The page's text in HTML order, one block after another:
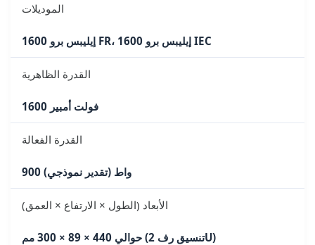
الموديلات
إيليبس برو 1600 FR، إيليبس برو 1600 IEC
القدرة الظاهرية
1600 فولت أمبير
القدرة الفعالة
900 واط (تقدير نموذجي)
الأبعاد (الطول × الارتفاع × العمق)
حوالي 440 × 89 × 300 مم (تنسيق رف 2U)